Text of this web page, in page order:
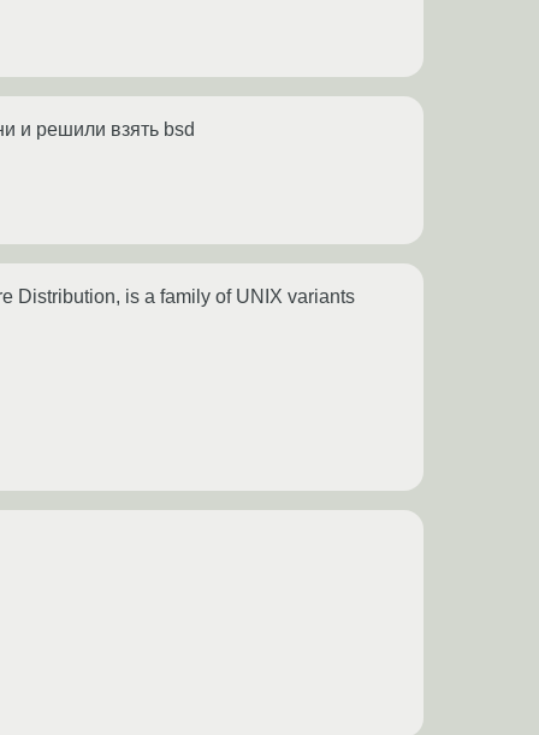
и решили взять bsd
Distribution, is a family of UNIX variants